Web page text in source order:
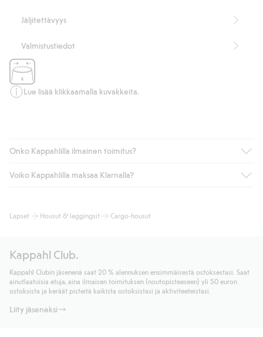
Jäljitettävyys
Valmistustiedot
Lue lisää klikkaamalla kuvakkeita.
Onko Kappahlilla ilmainen toimitus?
Jos olet Kappahl Clubin jäsen, saat aina ilmaisen toimituksen
kotiinkuljetusta). Toimituskulut poistuvat automaattisesti, kun
noutopisteeseen tai pakettiautomaattiin ja PostNordin
kotiinkuljetuksella 6,99 €, riippumatta ostosummasta.
Lue lisää
Voiko Kappahlilla maksaa Klarnalla?
maksutavat, kuten laskun, sekä muita maksuvaihtoehtoja.
Lisätietoja Klarnan maksuehdoista
Lue lisää
Lapset Housut & leggingsit Cargo-housut
Kappahl Club.
Kappahl Clubin jäsenenä saat 20 % alennuksen ensimmäisestä ostoksestasi. Saat
ainutlaatuisia etuja, aina ilmaisen toimituksen (noutopisteeseen) yli 50 euron
ostoksista ja keräät pisteitä kaikista ostoksistasi ja aktiviteeteistasi.
Liity jäseneksi